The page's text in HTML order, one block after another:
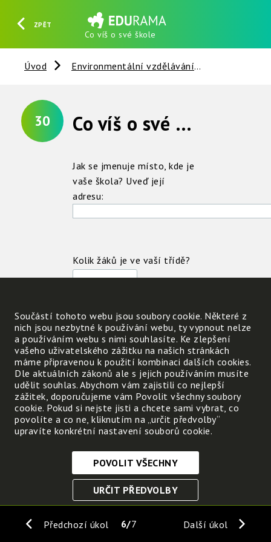
ZPĚT
Co víš o své škole
HLEDAT REGISTROVAT PŘIHLÁSIT SE
Úvod Environmentální vzdělávání
30 Co víš o své škole ?
Jak se jmenuje místo, kde je
vaše škola? Uveď její
adresu:
Kolik žáků je ve vaší třídě?
Jaké je okolí vaší školy?
Vlož fotografii školy a jejího
okolí:
Nahrát
Předchozí úkol Další úkol
6 7
Součástí tohoto webu jsou soubory cookie. Některé z
nich jsou nezbytné k používání webu, ty vypnout nelze
a používáním webu s nimi souhlasíte. Ke zlepšení
vašeho uživatelského zážitku na našich stránkách
máme připravenou k použití kombinaci dalších cookies.
Dle aktuálních zákonů ale s jejich používáním musíte
udělit souhlas. Abychom vám zajistili co nejlepší
zážitek, doporučujeme vám Povolit všechny soubory
cookie. Pokud si nejste jisti a chcete sami vybrat, co
povolíte a co ne, kliknutím na „určit předvolby“
upravíte konkrétní nastavení souborů cookie.
Nezbytně nutné cookies
Tyto soubory cookie jsou nezbytné, abyste se mohli
funkce. Bez těchto cookies by webové stránky
POVOLIT VŠECHNY
URČIT PŘEDVOLBY